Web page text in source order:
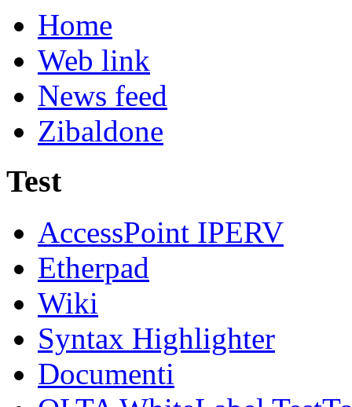
Home
Web link
News feed
Zibaldone
Test
AccessPoint IPERV
Etherpad
Wiki
Syntax Highlighter
Documenti